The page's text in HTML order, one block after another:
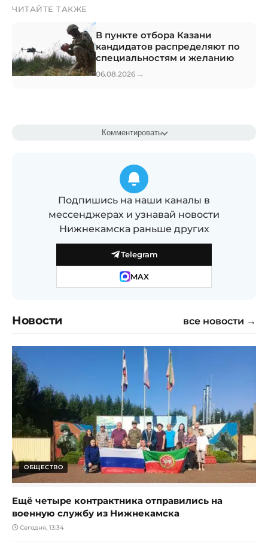
ЧИТАЙТЕ ТАКЖЕ
В пункте отбора Казани
кандидатов распределяют по
специальностям и желанию
06.08.2026 →
Комментировать
Подпишись на наши каналы в
мессенджерах и узнавай новости
Нижнекамска раньше других
Telegram
MAX
Новости все новости →
ОБЩЕСТВО
Ещё четыре контрактника отправились на
военную службу из Нижнекамска
Сегодня, 13:34